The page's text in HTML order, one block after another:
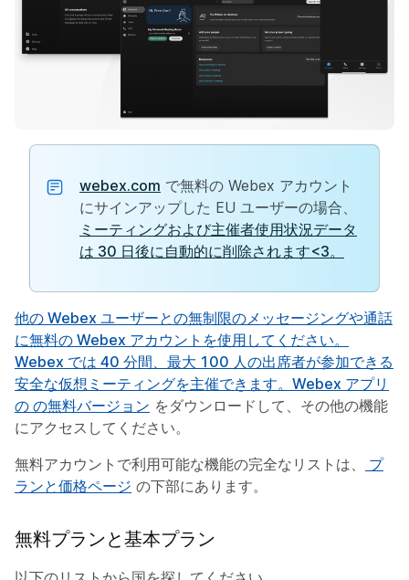
webex.com で無料の Webex アカウント
にサインアップした EU ユーザーの場合、
ミーティングおよび主催者使用状況データ
は 30 日後に自動的に削除されます<3。
他の Webex ユーザーとの無制限のメッセージングや通話
に無料の Webex アカウントを使用してください。
Webex では 40 分間、最大 100 人の出席者が参加できる
安全な仮想ミーティングを主催できます。Webex アプリ
の の無料バージョン をダウンロードして、その他の機能
にアクセスしてください。
無料アカウントで利用可能な機能の完全なリストは、
プ
ランと価格ページ の下部にあります。
無料プランと基本プラン